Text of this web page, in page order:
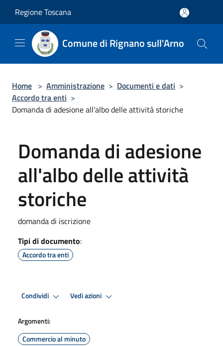
Regione Toscana
Comune di Rignano sull'Arno
Home > Amministrazione > Documenti e dati >
Accordo tra enti >
Domanda di adesione all'albo delle attività storiche
Domanda di adesione
all'albo delle attività
storiche
domanda di iscrizione
Tipi di documento:
Accordo tra enti
Condividi Vedi azioni
Argomenti:
Commercio al minuto